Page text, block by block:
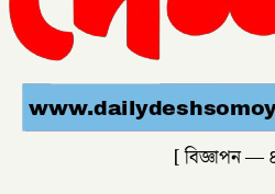
[ বিজ্ঞাপন